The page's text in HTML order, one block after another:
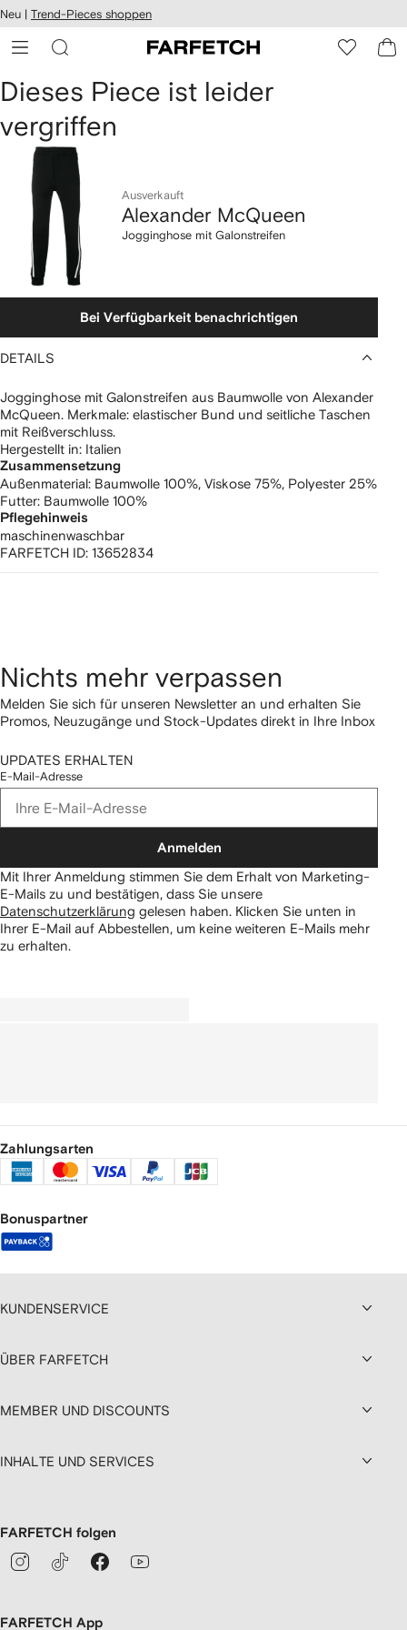
zum
Neu | Trend-Pieces shoppen
Alexander
McQueen
Jogginghose
mit
Galonstreifen
Dieses Piece ist leider
vergriffen
Ausverkauft
Alexander McQueen
Jogginghose mit Galonstreifen
Bei Verfügbarkeit benachrichtigen
DETAILS
Jogginghose mit Galonstreifen aus Baumwolle von Alexander
McQueen. Merkmale: elastischer Bund und seitliche Taschen
mit Reißverschluss.
Hergestellt in: Italien
Zusammensetzung
Außenmaterial: Baumwolle 100%, Viskose 75%, Polyester 25%
Futter: Baumwolle 100%
Pflegehinweis
maschinenwaschbar
FARFETCH ID: 13652834
Nichts mehr verpassen
Melden Sie sich für unseren Newsletter an und erhalten Sie
Promos, Neuzugänge und Stock-Updates direkt in Ihre Inbox
UPDATES ERHALTEN
E-Mail-Adresse
Anmelden
Mit Ihrer Anmeldung stimmen Sie dem Erhalt von Marketing-
E-Mails zu und bestätigen, dass Sie unsere
Datenschutzerklärung gelesen haben. Klicken Sie unten in
Ihrer E-Mail auf Abbestellen, um keine weiteren E-Mails mehr
zu erhalten.
Zahlungsarten
Bonuspartner
KUNDENSERVICE
ÜBER FARFETCH
MEMBER UND DISCOUNTS
INHALTE UND SERVICES
FARFETCH folgen
FARFETCH App